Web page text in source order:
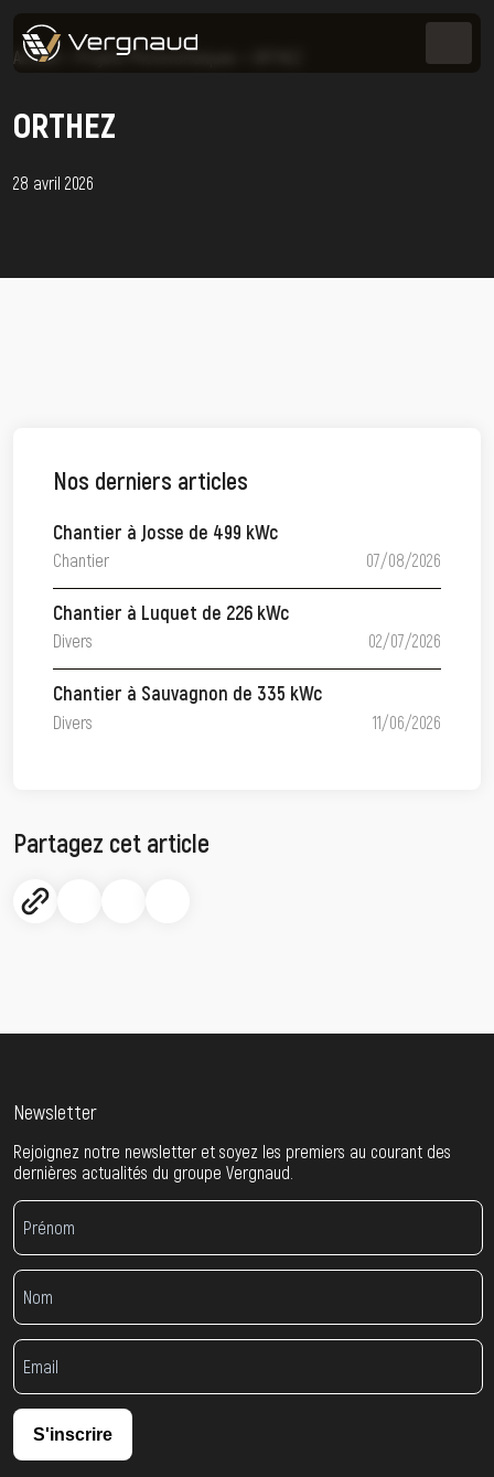
Accueil Projets Photovoltaïques
ORTHEZ
28 avril 2026
Nos derniers articles
Chantier à Josse de 499 kWc
Chantier 07/08/2026
Chantier à Luquet de 226 kWc
Divers 02/07/2026
Chantier à Sauvagnon de 335 kWc
Divers 11/06/2026
Partagez cet article
Newsletter
Rejoignez notre newsletter et soyez les premiers au courant des
dernières actualités du groupe Vergnaud.
S'inscrire